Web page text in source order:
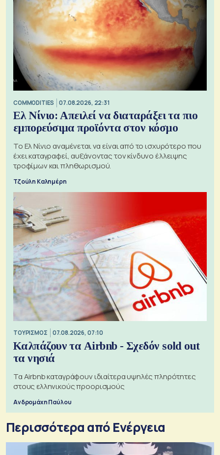
COMMODITIES 07.08.2026, 22:31
Ελ Νίνιο: Απειλεί να διαταράξει τα πιο
εμπορεύσιμα προϊόντα στον κόσμο
Το Ελ Νίνιο αναμένεται να είναι από το ισχυρότερο που
έχει καταγραφεί, αυξάνοντας τον κίνδυνο έλλειψης
τροφίμων και πληθωρισμού.
Τζούλη Καλημέρη
ΤΟΥΡΙΣΜΟΣ 07.08.2026, 07:10
Καλπάζουν τα Airbnb - Σχεδόν sold out
τα νησιά
Τα Airbnb καταγράφουν ιδιαίτερα υψηλές πληρότητες
στους ελληνικούς προορισμούς
Ανδρομάχη Παύλου
Περισσότερα από Ενέργεια